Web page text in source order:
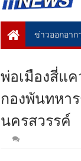
ข่าวออกอาก
พ่อเมืองสี่แ
กองพันทหา
นครสวรรค์